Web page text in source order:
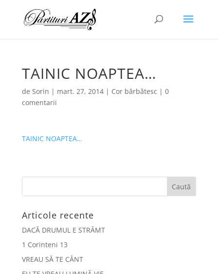
TAINIC NOAPTEA…
de Sorin | mart. 27, 2014| Cor bărbătesc | 0
comentarii
TAINIC NOAPTEA…
Articole recente
DACĂ DRUMUL E STRÂMT
1 Corinteni 13
VREAU SĂ TE CÂNT